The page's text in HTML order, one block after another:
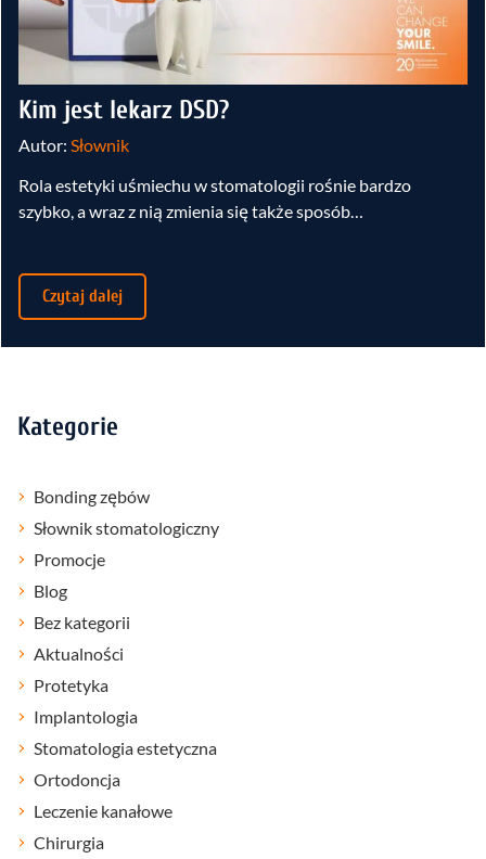
Kim jest lekarz DSD?
Autor: Słownik
Rola estetyki uśmiechu w stomatologii rośnie bardzo
szybko, a wraz z nią zmienia się także sposób…
Czytaj dalej
Kategorie
Bonding zębów
Słownik stomatologiczny
Promocje
Blog
Bez kategorii
Aktualności
Protetyka
Implantologia
Stomatologia estetyczna
Ortodoncja
Leczenie kanałowe
Chirurgia